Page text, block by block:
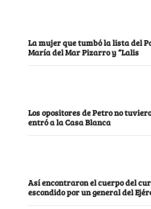
La mujer que tumbó la lista del
María del Mar Pizarro y “Lalis
Los opositores de Petro no
entró a la Casa Blanca
Así encontraron el cuerpo del
escondido por un general del